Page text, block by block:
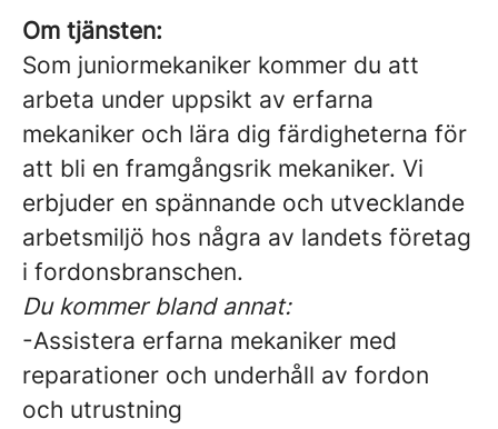
Om tjänsten:
Som juniormekaniker kommer du att
arbeta under uppsikt av erfarna
mekaniker och lära dig färdigheterna för
att bli en framgångsrik mekaniker. Vi
erbjuder en spännande och utvecklande
arbetsmiljö hos några av landets företag
i fordonsbranschen.
Du kommer bland annat:
-Assistera erfarna mekaniker med
reparationer och underhåll av fordon
och utrustning